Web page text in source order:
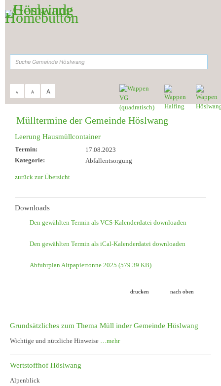
Zum Inhalt, zur Navigation
A A A
Aktuelles & Termine Müll-Termine
Mülltermine der Gemeinde Höslwang
Leerung Hausmüllcontainer
Termin:
17.08.2023
Kategorie:
Abfallentsorgung
zurück zur Übersicht
Downloads
Den gewählten Termin als VCS-Kalenderdatei downloaden
Den gewählten Termin als iCal-Kalenderdatei downloaden
Abfuhrplan Altpapiertonne 2025 (579.39 KB)
drucken nach oben
Grundsätzliches zum Thema Müll inder Gemeinde Höslwang
Wichtige und nützliche Hinweise …mehr
Wertstoffhof Höslwang
Alpenblick